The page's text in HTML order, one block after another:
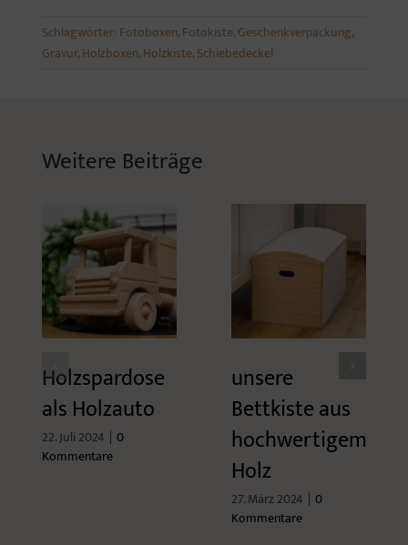
Schlagwörter: Fotoboxen,Fotokiste,Geschenkverpackung,
Gravur,Holzboxen,Holzkiste,Schiebedeckel
Weitere Beiträge
Holzspardose
als Holzauto
22. Juli 2024 | 0
Kommentare
unsere
Bettkiste aus
hochwertigem
Holz
27. März 2024 | 0
Kommentare